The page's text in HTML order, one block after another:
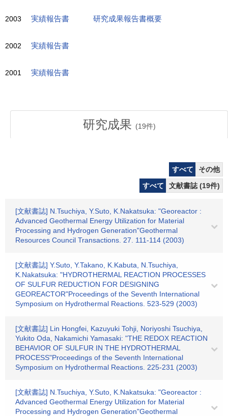
2003 実績報告書 研究成果報告書概要
2002 実績報告書
2001 実績報告書
研究成果 (19件)
すべて
その他
すべて
文献書誌 (19件)
[文献書誌] N.Tsuchiya, Y.Suto, K.Nakatsuka: "Georeactor :
Advanced Geothermal Energy Utilization for Material
Processing and Hydrogen Generation"Geothermal
Resources Council Transactions. 27. 111-114 (2003)
[文献書誌] Y.Suto, Y.Takano, K.Kabuta, N.Tsuchiya,
K.Nakatsuka: "HYDROTHERMAL REACTION PROCESSES
OF SULFUR REDUCTION FOR DESIGNING
GEOREACTOR"Proceedings of the Seventh International
Symposium on Hydrothermal Reactions. 523-529 (2003)
[文献書誌] Lin Hongfei, Kazuyuki Tohji, Noriyoshi Tsuchiya,
Yukito Oda, Nakamichi Yamasaki: "THE REDOX REACTION
BEHAVIOR OF SULFUR IN THE HYDROTHERMAL
PROCESS"Proceedings of the Seventh International
Symposium on Hydrothermal Reactions. 225-231 (2003)
[文献書誌] N.Tsuchiya, Y.Suto, K.Nakatsuka: "Georeactor :
Advanced Geothermal Energy Utilization for Material
Processing and Hydrogen Generation"Geothermal